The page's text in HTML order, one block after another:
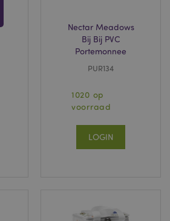
Nectar Meadows
Bij Bij PVC
Portemonnee
PUR134
1020 op
voorraad
LOGIN